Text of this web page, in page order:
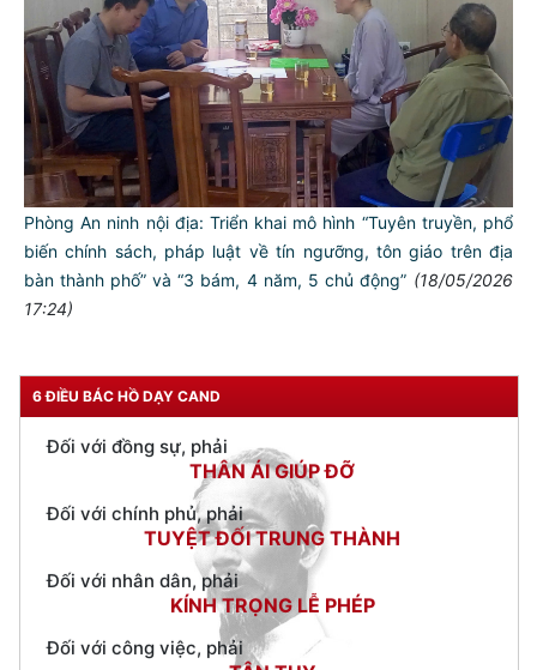
Phòng An ninh nội địa: Triển khai mô hình “Tuyên truyền, phổ
biến chính sách, pháp luật về tín ngưỡng, tôn giáo trên địa
bàn thành phố” và “3 bám, 4 năm, 5 chủ động” (18/05/2026
17:24)
6 ĐIỀU BÁC HỒ DẠY CAND
TƯ CÁCH
NGƯỜI CÔNG AN CÁCH MỆNH LÀ:
Đối với tự mình, phải
THÂN ÁI GIÚP ĐỠ
TUYỆT ĐỐI TRUNG THÀNH
Đối với nhân dân, phải
KÍNH TRỌNG LỄ PHÉP
Đối với công việc, phải
TẬN TỤY
CƯƠNG QUYẾT, KHÔN KHÉO